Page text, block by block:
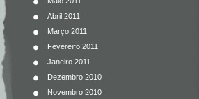
Abril 2011
Março 2011
Fevereiro 2011
Janeiro 2011
Dezembro 2010
Novembro 2010